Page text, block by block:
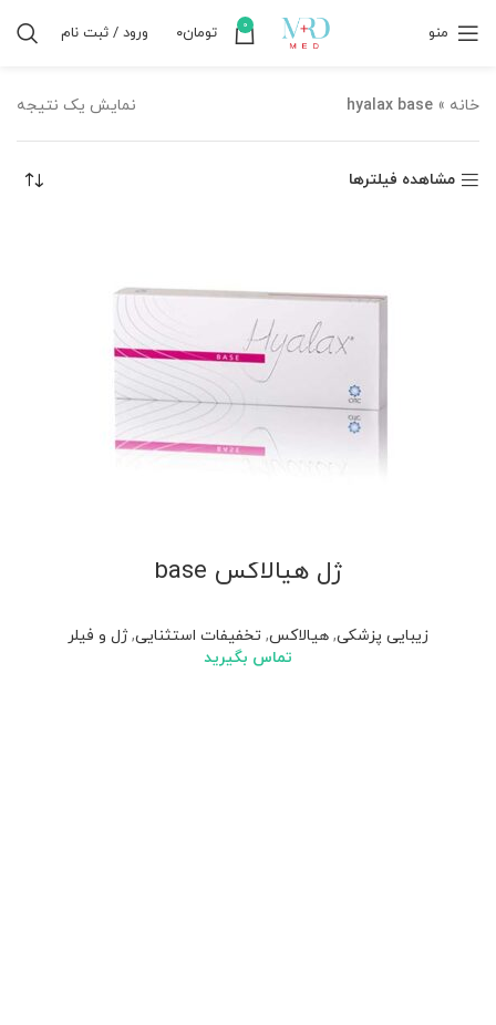
منو 0 تومان۰ ورود / ثبت نام
خانه »
hyalax base نمایش یک نتیجه
مشاهده فیلترها
ژل هیالاکس base
زیبایی پزشکی, هیالاکس, تخفیفات استثنایی,ژل و فیلر
تماس بگیرید